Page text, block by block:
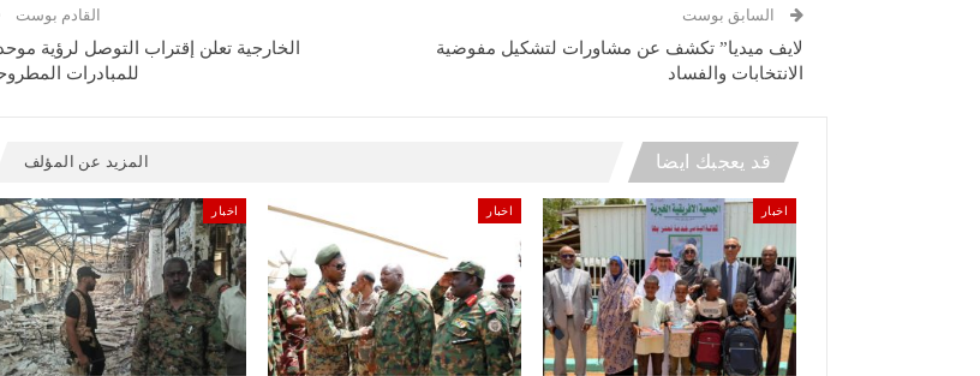
السابق بوست
لايف ميديا” تكشف عن مشاورات لتشكيل مفوضية
الانتخابات والفساد
القادم بوست
الخارجية تعلن إقتراب التوصل لرؤية
للمبادرات
قد يعجبك ايضا المزيد عن المؤلف
اخبار اخبار اخبار